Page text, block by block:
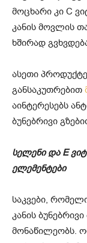
მოცხარი კი C
კანის მოვლის
ხშირად
ასეთი
განსაკუთრებით
აინტერესებს
ბუნებრივი
სელენი და E
ელემენტები
საკვები,
კანის
მონაწილეობს.